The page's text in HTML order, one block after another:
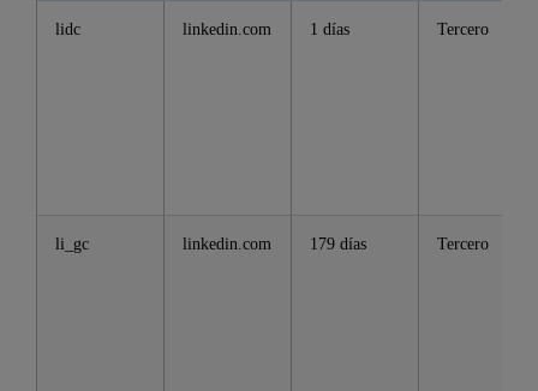
lidc linkedin.com 1 días Tercero
li_gc linkedin.com 179 días Tercero